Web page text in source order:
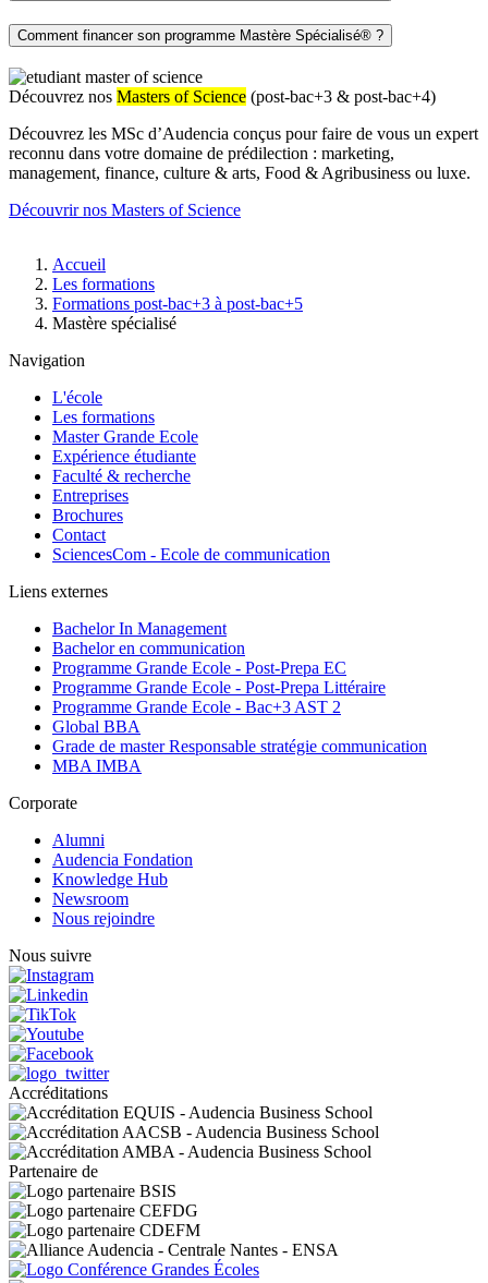
Comment financer son programme Mastère Spécialisé® ?
Découvrez nos Masters of Science (post-bac+3 & post-bac+4)
Découvrez les MSc d’Audencia conçus pour faire de vous un expert
reconnu dans votre domaine de prédilection : marketing,
management, finance, culture & arts, Food & Agribusiness ou luxe.
Découvrir nos Masters of Science
d'Ariane
Accueil
Les formations
Formations post-bac+3 à post-bac+5
Mastère spécialisé
Navigation
L'école
Les formations
Master Grande Ecole
Expérience étudiante
Faculté & recherche
Entreprises
Brochures
Contact
SciencesCom - Ecole de communication
Liens externes
Bachelor In Management
Bachelor en communication
Programme Grande Ecole - Post-Prepa EC
Programme Grande Ecole - Post-Prepa Littéraire
Programme Grande Ecole - Bac+3 AST 2
Global BBA
Grade de master Responsable stratégie communication
MBA IMBA
Corporate
Alumni
Audencia Fondation
Knowledge Hub
Newsroom
Nous rejoindre
Nous suivre
Accréditations
Partenaire de